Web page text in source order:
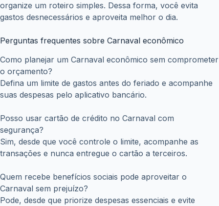
organize um roteiro simples. Dessa forma, você evita
gastos desnecessários e aproveita melhor o dia.
Perguntas frequentes sobre Carnaval econômico
Como planejar um Carnaval econômico sem comprometer
o orçamento?
Defina um limite de gastos antes do feriado e acompanhe
suas despesas pelo aplicativo bancário.
Posso usar cartão de crédito no Carnaval com
segurança?
Sim, desde que você controle o limite, acompanhe as
transações e nunca entregue o cartão a terceiros.
Quem recebe benefícios sociais pode aproveitar o
Carnaval sem prejuízo?
Pode, desde que priorize despesas essenciais e evite